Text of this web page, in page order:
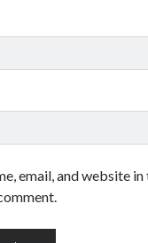
email, and website